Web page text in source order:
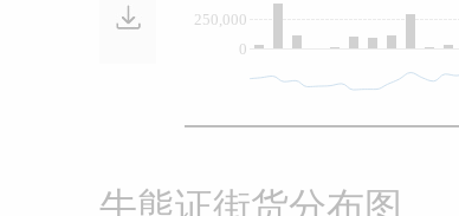
0
250,000
牛熊证街货分布图